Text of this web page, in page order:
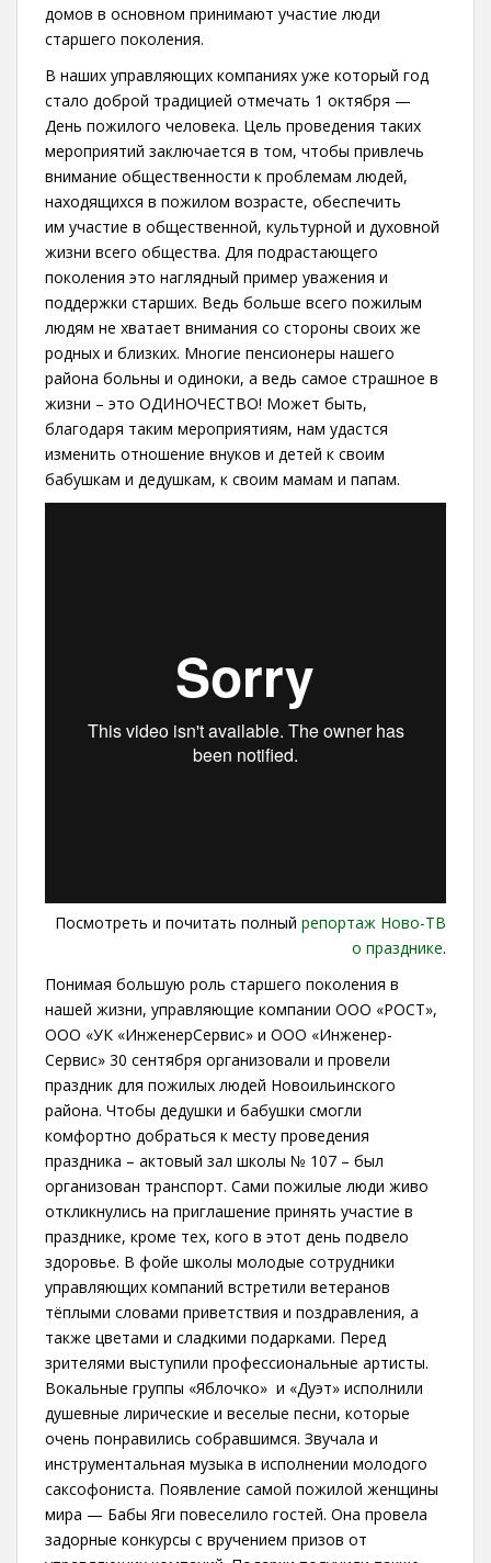
домов в основном принимают участие люди
старшего поколения.
В наших управляющих компаниях уже который год
стало доброй традицией отмечать 1 октября —
День пожилого человека. Цель проведения таких
мероприятий заключается в том, чтобы привлечь
внимание общественности к проблемам людей,
находящихся в пожилом возрасте, обеспечить
им участие в общественной, культурной и духовной
жизни всего общества. Для подрастающего
поколения это наглядный пример уважения и
поддержки старших. Ведь больше всего пожилым
людям не хватает внимания со стороны своих же
родных и близких. Многие пенсионеры нашего
района больны и одиноки, а ведь самое страшное в
жизни – это ОДИНОЧЕСТВО! Может быть,
благодаря таким мероприятиям, нам удастся
изменить отношение внуков и детей к своим
бабушкам и дедушкам, к своим мамам и папам.
Посмотреть и почитать полный репортаж Ново-ТВ
о празднике.
Понимая большую роль старшего поколения в
нашей жизни, управляющие компании ООО «РОСТ»,
ООО «УК «ИнженерСервис» и ООО «Инженер-
Сервис» 30 сентября организовали и провели
праздник для пожилых людей Новоильинского
района. Чтобы дедушки и бабушки смогли
комфортно добраться к месту проведения
праздника – актовый зал школы № 107 – был
организован транспорт. Сами пожилые люди живо
откликнулись на приглашение принять участие в
празднике, кроме тех, кого в этот день подвело
здоровье. В фойе школы молодые сотрудники
управляющих компаний встретили ветеранов
тёплыми словами приветствия и поздравления, а
также цветами и сладкими подарками. Перед
зрителями выступили профессиональные артисты.
Вокальные группы «Яблочко» и «Дуэт» исполнили
душевные лирические и веселые песни, которые
очень понравились собравшимся. Звучала и
инструментальная музыка в исполнении молодого
саксофониста. Появление самой пожилой женщины
мира — Бабы Яги повеселило гостей. Она провела
задорные конкурсы с вручением призов от